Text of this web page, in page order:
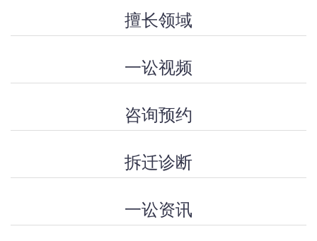
擅长领域
一讼视频
咨询预约
拆迁诊断
一讼资讯